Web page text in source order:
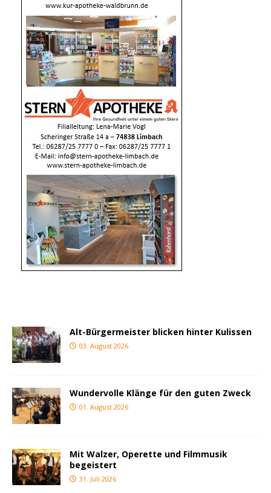
Alt-Bürgermeister blicken hinter Kulissen
03. August 2026
Wundervolle Klänge für den guten Zweck
01. August 2026
Mit Walzer, Operette und Filmmusik
begeistert
31. Juli 2026